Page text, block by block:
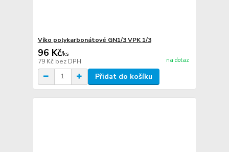
Víko polykarbonátové GN1/3 VPK 1/3
96 Kč/ks
79 Kč bez DPH na dotaz
Přidat do košíku